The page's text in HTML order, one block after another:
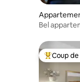
Memphis
Bel
Coups de
Coup